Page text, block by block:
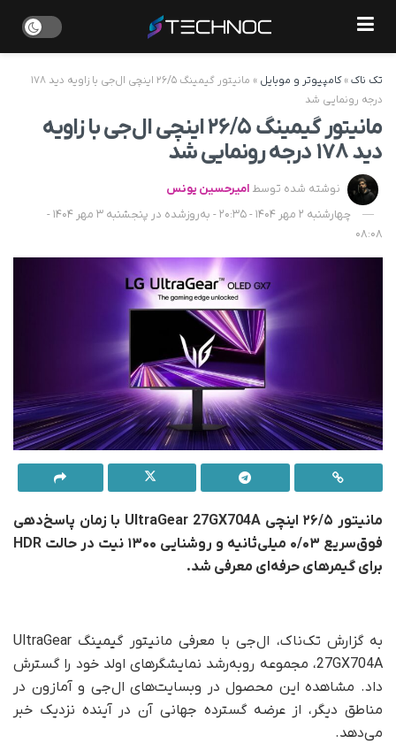
تک ناک»کامپیوتر و موبایل »
مانیتور گیمینگ ۲۶/۵ اینچی ال‌جی با زاویه دید ۱۷۸
درجه رونمایی شد
مانیتور گیمینگ ۲۶/۵ اینچی ال‌جی با زاویه
دید ۱۷۸ درجه رونمایی شد
نوشته شده توسط امیرحسین یونس
چهارشنبه 2 مهر 1404 - 20:35 - به‌روزشده در پنجشنبه 3 مهر 1404 -
08:08
مانیتور ۲۶/۵ اینچی UltraGear 27GX704A با زمان پاسخ‌دهی
فوق‌سریع ۰/۰۳ میلی‌ثانیه و روشنایی ۱۳۰۰ نیت در حالت HDR
برای گیمرهای حرفه‌ای معرفی شد.
به گزارش تک‌ناک، ال‌جی با معرفی مانیتور گیمینگ UltraGear
27GX704A، مجموعه رو‌به‌رشد نمایشگرهای اولد خود را گسترش
داد. مشاهده این محصول در وبسایت‌های ال‌جی و آمازون در
مناطق دیگر، از عرضه گسترده جهانی آن در آینده نزدیک خبر
می‌دهد.